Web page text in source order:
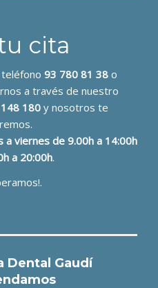
cita
teléfono 93 780 81 38o
a través de nuestro
180 y nosotros te
a viernes de 9.00h a 14:00h
a 20:00h.
Dental Gaudí